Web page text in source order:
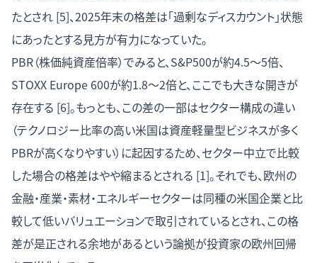
たとされ [5]、2025年末の格差は「過剰なディスカウント」状態
にあったとする見方が有力になっていた。
PBR（株価純資産倍率）でみると、S&P500が約4.5〜5倍、
STOXX Europe 600が約1.8〜2倍と、ここでも大きな開きが
存在する [6]。もっとも、この差の一部はセクター構成の違い
（テクノロジー比率の高い米国は資産軽量型ビジネスが多く
PBRが高くなりやすい）に起因するため、セクター中立で比較
した場合の格差はやや縮まるとされる [1]。それでも、欧州の
金融・産業・素材・エネルギーセクターは同種の米国企業と比
較して低いバリュエーションで取引されているとされ、この格
差が是正される余地があるという論拠が投資家の欧州回帰